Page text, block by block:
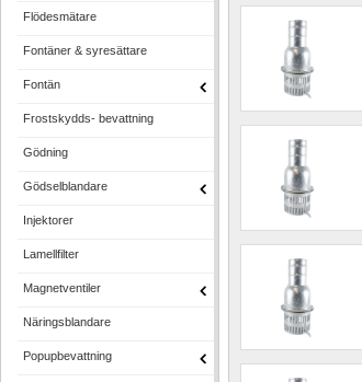
Flödesmätare
Fontäner & syresättare
Fontän
Frostskydds- bevattning
Gödning
Gödselblandare
Injektorer
Lamellfilter
Magnetventiler
Näringsblandare
Popupbevattning